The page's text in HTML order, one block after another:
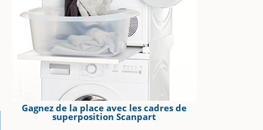
Gagnez de la place avec les cadres de
superposition Scanpart